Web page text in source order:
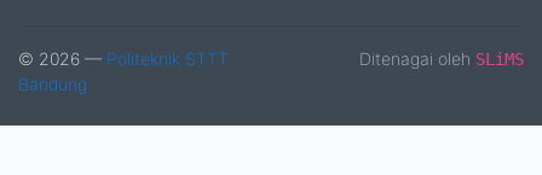
© 2026 — Politeknik STTT
Bandung
Ditenagai oleh SLiMS